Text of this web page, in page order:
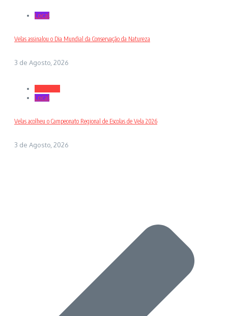
Local
Velas assinalou o Dia Mundial da Conservação da Natureza
3 de Agosto, 2026
Local
Velas acolheu o Campeonato Regional de Escolas de Vela 2026
3 de Agosto, 2026